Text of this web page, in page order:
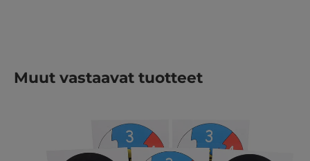
Ohita tuotegalleria
Muut vastaavat tuotteet